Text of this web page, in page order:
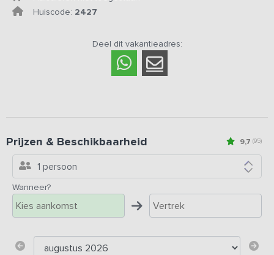
Huiscode: 2427
Deel dit vakantieadres:
9,7 (95)
Prijzen & Beschikbaarheid
1 persoon
Wanneer?